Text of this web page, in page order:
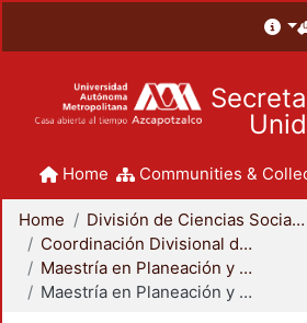
Home Communities &
Home
División de Ciencias Sociales y Humanidades
Coordinación Divisional de Posgrado
Maestría en Planeación y Políticas Metropolitanas
Maestría en Planeación y Políticas Metropolitanas